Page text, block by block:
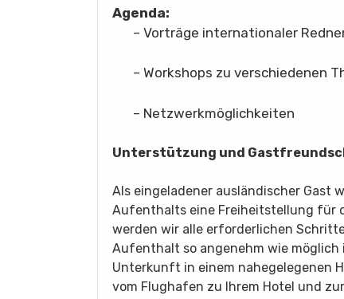
Agenda:
– Vorträge internationaler
– Workshops zu verschiedenen
– Netzwerkmöglichkeiten
Unterstützung und
Als eingeladener ausländischer Gast
Aufenthalts eine Freiheitstellung für
werden wir alle erforderlichen
Aufenthalt so angenehm wie
Unterkunft in einem nahegelegenen
vom Flughafen zu Ihrem Hotel und